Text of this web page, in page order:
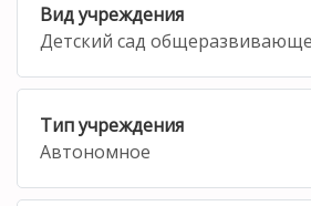
Вид учреждения
Детский сад
Тип учреждения
Автономное